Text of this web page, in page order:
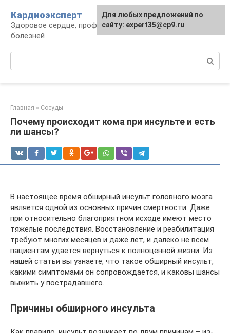
контенту
Кардиоэксперт
Здоровое сердце, профилактика и лечение
болезней
Главная » Сосуды
Почему происходит кома при инсульте и есть
ли шансы?
В настоящее время обширный инсульт головного мозга
является одной из основных причин смертности. Даже
при относительно благоприятном исходе имеют место
тяжелые последствия. Восстановление и реабилитация
требуют многих месяцев и даже лет, и далеко не всем
пациентам удается вернуться к полноценной жизни. Из
нашей статьи вы узнаете, что такое обширный инсульт,
какими симптомами он сопровождается, и каковы шансы
выжить у пострадавшего.
Причины обширного инсульта
Для любых предложений по
сайту: expert35@cp9.ru